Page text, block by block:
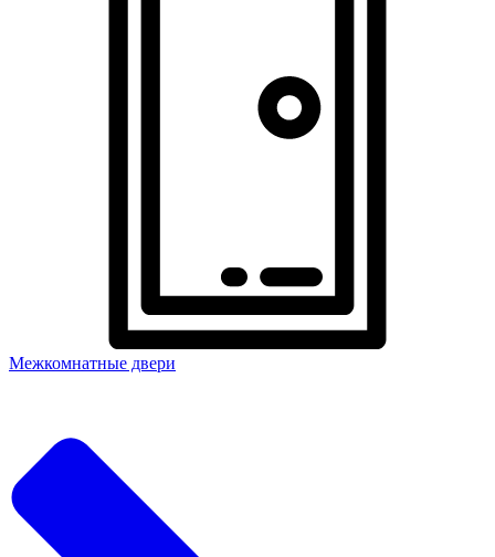
Межкомнатные двери